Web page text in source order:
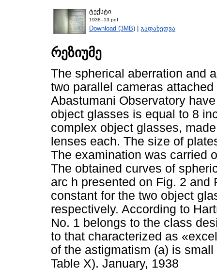
ტექსტი
1938–13.pdf
Download (3MB) | გადახედვა
რეზიუმე
The spherical aberration and
two parallel cameras
Abastumani Observatory
object glasses is equal to 8
complex object glasses,
lenses each. The size of
The examination was carried
The obtained curves of
arc h presented on Fig. 2
constant for the two object
respectively. According to
No. 1 belongs to the class
to that characterized as
of the astigmatism (a) is
Table X). January, 1938